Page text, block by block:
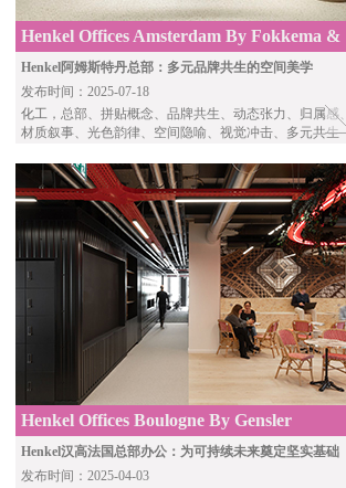
Henkel Offices Amsterdam By Fokkema &
Partners
Henkel阿姆斯特丹总部：多元品牌共生的空间美学
发布时间：2025-07-18
化工 ，总部、拼贴概念、品牌共生、动态张力、归属感、
材质叙事、光色韵律、空间隐喻、视觉冲击、多元共生
Henkel Offices Boulogne By Gensler
Henkel汉高法国总部办公：为可持续未来奠定坚实基础
发布时间：2025-04-03